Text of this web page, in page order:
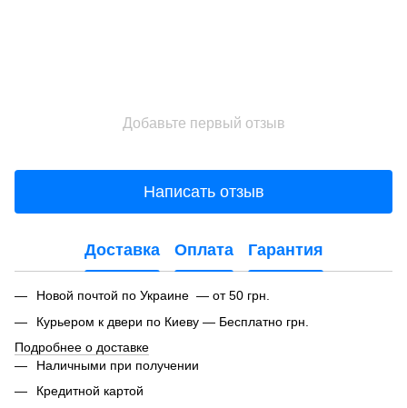
Добавьте первый отзыв
Написать отзыв
Доставка Оплата Гарантия
Новой почтой по Украине — от 50 грн.
Курьером к двери по Киеву — Бесплатно грн.
Подробнее о доставке
Наличными при получении
Кредитной картой